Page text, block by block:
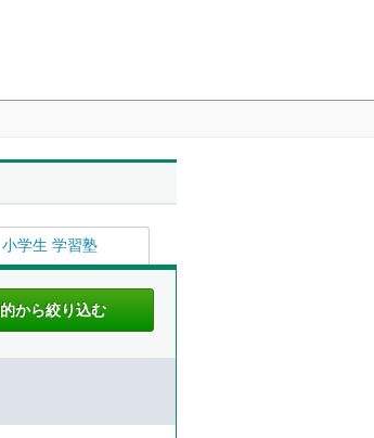
小学生 学習塾